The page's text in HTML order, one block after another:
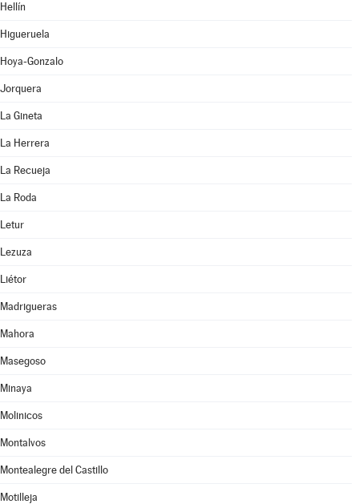
Hellín
Higueruela
Hoya-Gonzalo
Jorquera
La Gineta
La Herrera
La Recueja
La Roda
Letur
Lezuza
Liétor
Madrigueras
Mahora
Masegoso
Minaya
Molinicos
Montalvos
Montealegre del Castillo
Motilleja